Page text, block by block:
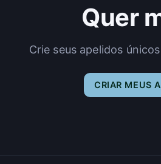
Quer
Crie seus apelidos
CRIAR MEUS